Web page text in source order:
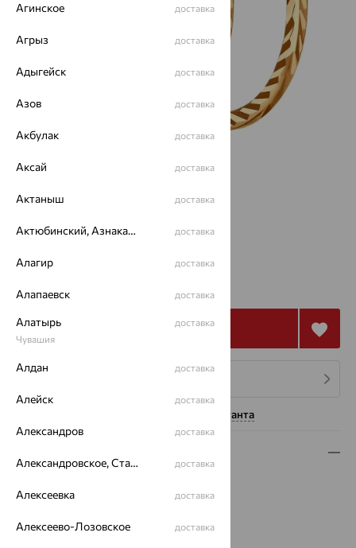
от 7 935
Купить
Нужна помощь консультанта
Вес:0.63 — 0.68
Агинское доставка
Агрыз доставка
Адыгейск доставка
Азов доставка
Акбулак доставка
Аксай доставка
Актаныш доставка
Актюбинский, Азнакаевский район доставка
Алагир доставка
Алапаевск доставка
Алатырь
Чувашия
доставка
Алдан доставка
Алейск доставка
Александров доставка
Александровское, Ставропольский край доставка
Алексеевка доставка
Алексеево-Лозовское доставка